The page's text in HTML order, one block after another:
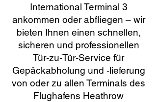
International Terminal 3
ankommen oder abfliegen – wir
bieten Ihnen einen schnellen,
sicheren und professionellen
Tür-zu-Tür-Service für
Gepäckabholung und -lieferung
von oder zu allen Terminals des
Flughafens Heathrow